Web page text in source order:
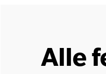
Alle